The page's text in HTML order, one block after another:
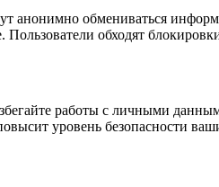
анонимно обмениваться
обходят
работы с личными
уровень безопасности